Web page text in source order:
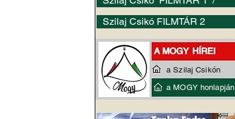
Szilaj Csikó FILMTÁR 2
a Szilaj Csikón
a MOGY honlapján